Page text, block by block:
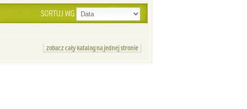
SORTUJ WG
zobacz cały katalog na jednej stronie